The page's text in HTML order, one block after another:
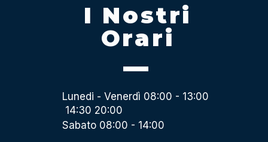
I Nostri
Orari
Lunedi - Venerdì 08:00 - 13:00
14:30 20:00
Sabato 08:00 - 14:00